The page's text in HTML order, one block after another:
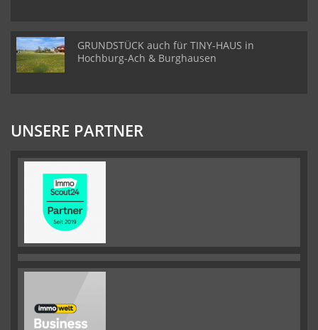
GRUNDSTÜCK auch für TINY-HAUS in
Hochburg-Ach & Burghausen
UNSERE PARTNER